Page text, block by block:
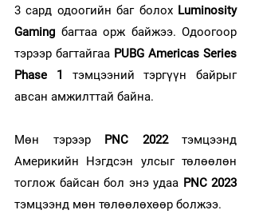
3 сард одоогийн баг болох Luminosity
Gaming багтаа орж байжээ. Одоогоор
тэрээр багтайгаа PUBG Americas Series
Phase 1
тэмцээний тэргүүн байрыг
авсан амжилттай байна.
Мөн тэрээр PNC 2022 тэмцээнд
Америкийн Нэгдсэн улсыг төлөөлөн
тоглож байсан бол энэ удаа PNC 2023
тэмцээнд мөн төлөөлөхөөр болжээ.